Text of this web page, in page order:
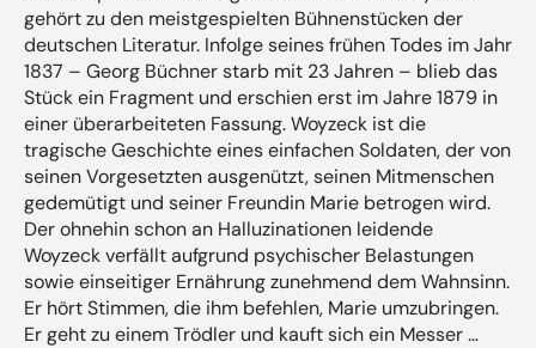
gehört zu den meistgespielten Bühnenstücken der
deutschen Literatur. Infolge seines frühen Todes im Jahr
1837 – Georg Büchner starb mit 23 Jahren – blieb das
Stück ein Fragment und erschien erst im Jahre 1879 in
einer überarbeiteten Fassung. Woyzeck ist die
tragische Geschichte eines einfachen Soldaten, der von
seinen Vorgesetzten ausgenützt, seinen Mitmenschen
gedemütigt und seiner Freundin Marie betrogen wird.
Der ohnehin schon an Halluzinationen leidende
Woyzeck verfällt aufgrund psychischer Belastungen
sowie einseitiger Ernährung zunehmend dem Wahnsinn.
Er hört Stimmen, die ihm befehlen, Marie umzubringen.
Er geht zu einem Trödler und kauft sich ein Messer …